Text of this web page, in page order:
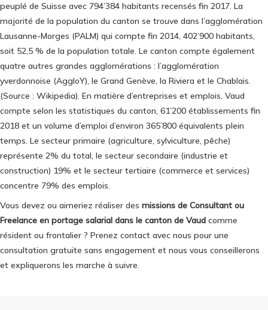
peuplé de Suisse avec 794’384 habitants recensés fin 2017. La
majorité de la population du canton se trouve dans l’agglomération
Lausanne-Morges (PALM) qui compte fin 2014, 402’900 habitants,
soit 52,5 % de la population totale. Le canton compte également
quatre autres grandes agglomérations : l’agglomération
yverdonnoise (AggloY), le Grand Genève, la Riviera et le Chablais.
(Source : Wikipedia). En matière d’entreprises et emplois, Vaud
compte selon les statistiques du canton, 61’200 établissements fin
2018 et un volume d’emploi d’environ 365’800 équivalents plein
temps. Le secteur primaire (agriculture, sylviculture, pêche)
représente 2% du total, le secteur secondaire (industrie et
construction) 19% et le secteur tertiaire (commerce et services)
concentre 79% des emplois.
Vous devez ou aimeriez réaliser des missions de Consultant ou
Freelance en portage salarial dans le canton de Vaud comme
résident ou frontalier ? Prenez contact avec nous pour une
consultation gratuite sans engagement et nous vous conseillerons
et expliquerons les marche à suivre.